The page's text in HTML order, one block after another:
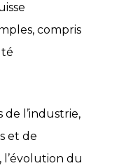
compris
de l’industrie,
et de
l’évolution du